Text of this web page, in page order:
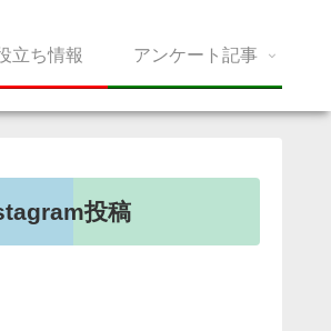
立ち情報 アンケート記事
投稿